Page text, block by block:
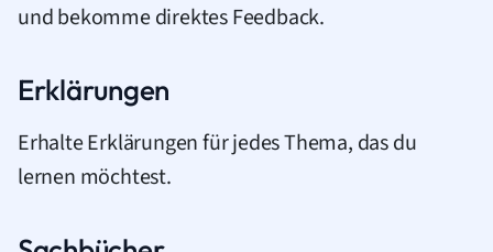
und bekomme direktes Feedback.
Erklärungen
Erhalte Erklärungen für jedes Thema, das du
lernen möchtest.